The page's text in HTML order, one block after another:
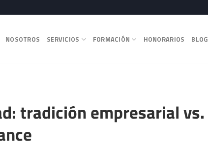
NOSOTROS SERVICIOS FORMACIÓN HONORARIOS BLOG
tradición empresarial vs.